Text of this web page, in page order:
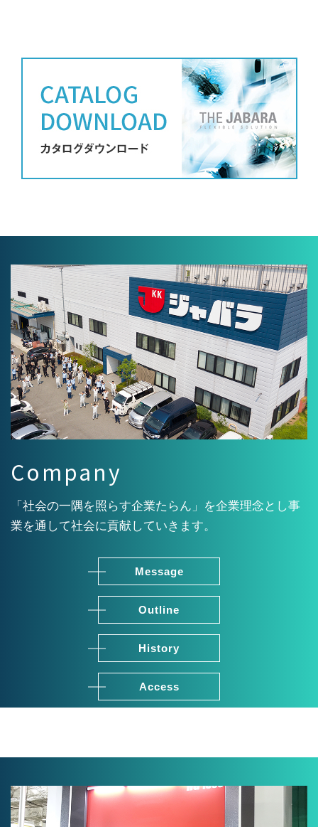
Company
「社会の一隅を照らす企業たらん」を企業理念とし事
業を通して社会に貢献していきます。
Message
Outline
History
Access